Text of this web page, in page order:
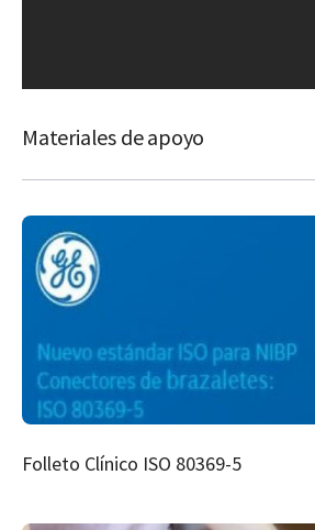
Materiales de apoyo
Folleto Clínico ISO 80369-5